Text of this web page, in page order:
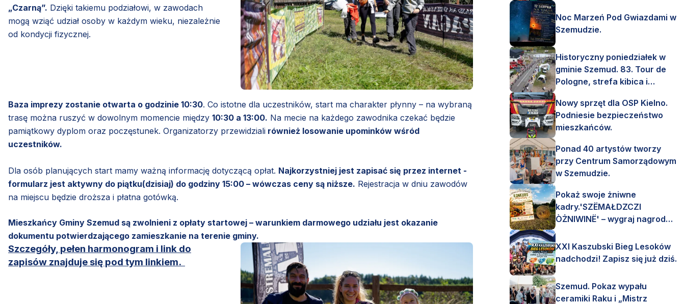
„Czarną”. Dzięki takiemu podziałowi, w zawodach
mogą wziąć udział osoby w każdym wieku, niezależnie
od kondycji fizycznej.
Baza imprezy zostanie otwarta o godzinie 10:30. Co istotne dla uczestników, start ma charakter płynny – na wybraną
trasę można ruszyć w dowolnym momencie między 10:30 a 13:00. Na mecie na każdego zawodnika czekać będzie
pamiątkowy dyplom oraz poczęstunek. Organizatorzy przewidziali również losowanie upominków wśród
uczestników.
Dla osób planujących start mamy ważną informację dotyczącą opłat. Najkorzystniej jest zapisać się przez internet -
formularz jest aktywny do piątku(dzisiaj) do godziny 15:00 – wówczas ceny są niższe. Rejestracja w dniu zawodów
na miejscu będzie droższa i płatna gotówką.
Mieszkańcy Gminy Szemud są zwolnieni z opłaty startowej – warunkiem darmowego udziału jest okazanie
dokumentu potwierdzającego zamieszkanie na terenie gminy.
Szczegóły, pełen harmonogram i link do
zapisów znajduje się pod tym linkiem.
Noc Marzeń Pod Gwiazdami w
Szemudzie.
Historyczny poniedziałek w
gminie Szemud. 83. Tour de
Pologne, strefa kibica i
Nowy sprzęt dla OSP Kielno.
Podniesie bezpieczeństwo
mieszkańców.
Ponad 40 artystów tworzy
przy Centrum Samorządowym
w Szemudzie.
Pokaż swoje żniwne
kadry.'SZËMAŁDZCZI
ÒŻNIWINË' – wygraj nagrody
XXI Kaszubski Bieg Lesoków
nadchodzi! Zapisz się już dziś.
Szemud. Pokaz wypału
ceramiki Raku i „Mistrz